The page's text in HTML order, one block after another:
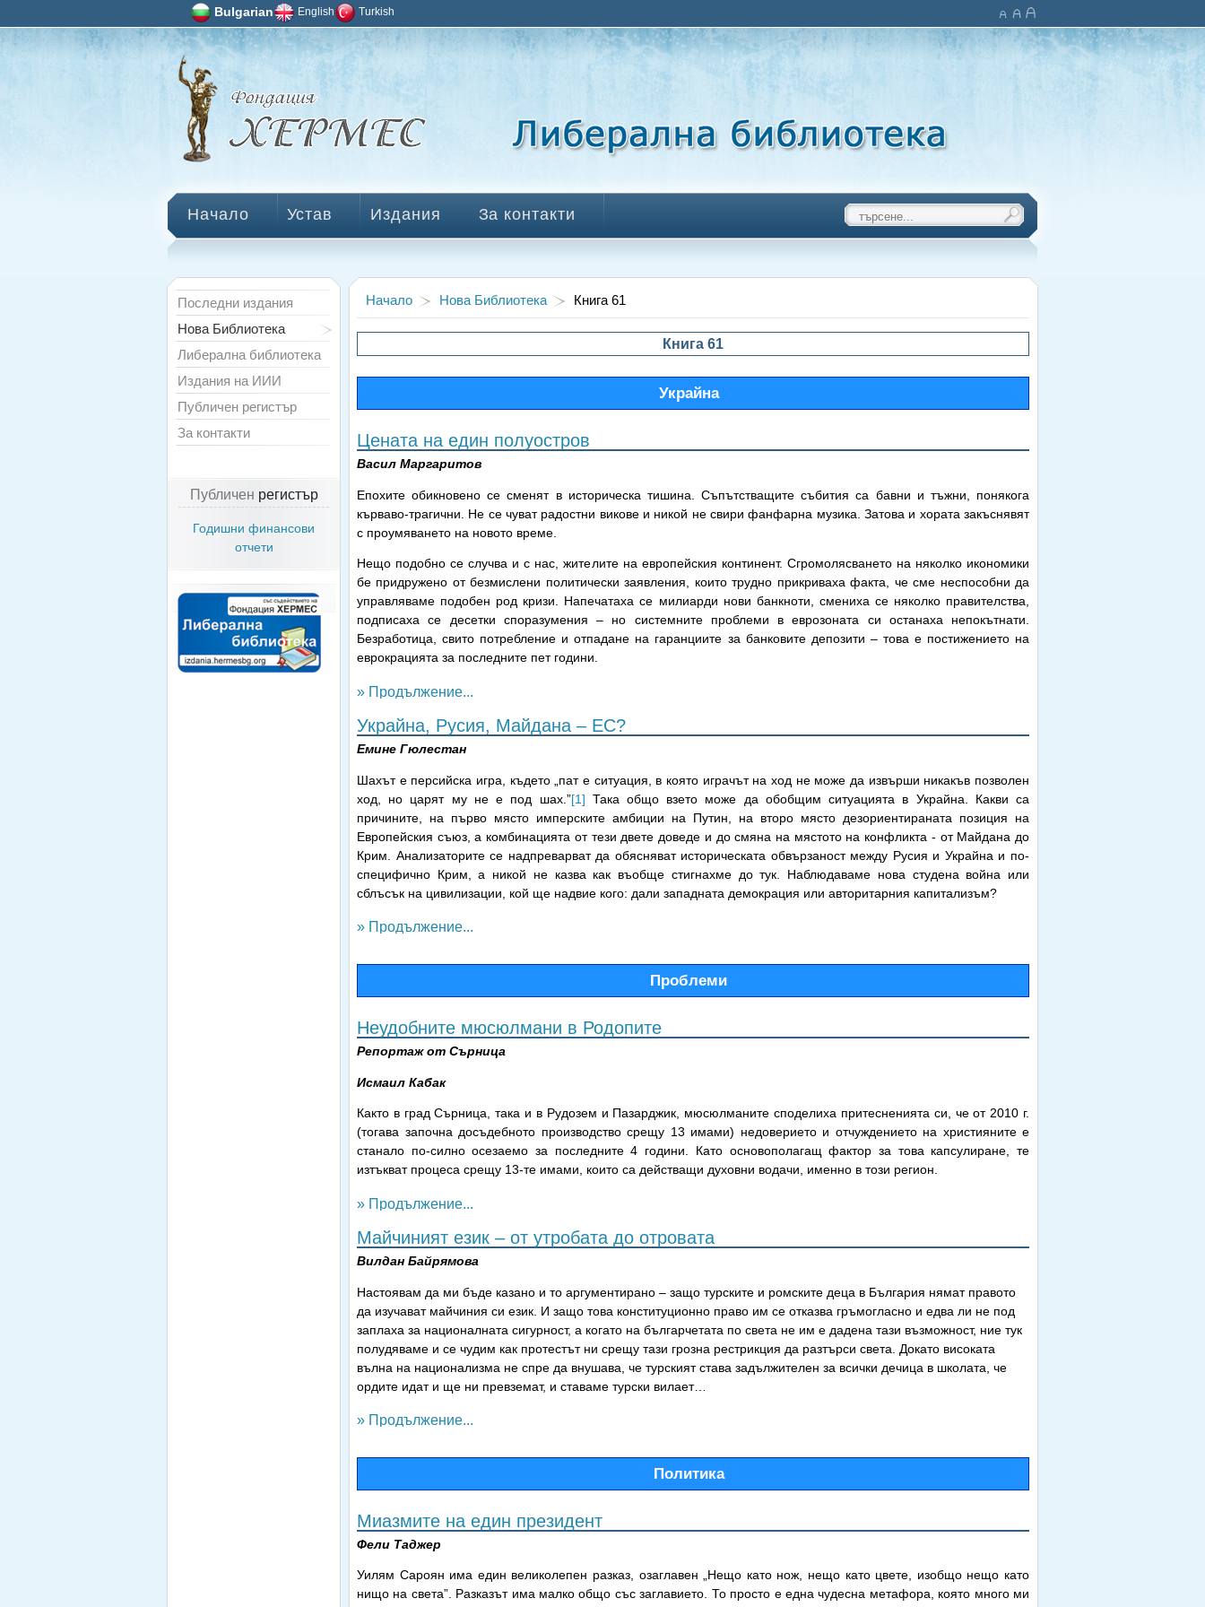
Bulgarian English Turkish
Начало Устав Издания За контакти
Начало Нова Библиотека Книга 61
Книга 61
Украйна
Цената на един полуостров
Васил Маргаритов
Епохите обикновено се сменят в историческа тишина. Съпътстващите събития са бавни и тъжни, понякога
кърваво-трагични. Не се чуват радостни викове и никой не свири фанфарна музика. Затова и хората закъснявят
с проумяването на новото време.
Нещо подобно се случва и с нас, жителите на европейския континент. Сгромолясването на няколко икономики
бе придружено от безмислени политически заявления, които трудно прикриваха факта, че сме неспособни да
управляваме подобен род кризи. Напечатаха се милиарди нови банкноти, смениха се няколко правителства,
подписаха се десетки споразумения – но системните проблеми в еврозоната си останаха непокътнати.
Безработица, свито потребление и отпадане на гаранциите за банковите депозити – това е постижението на
еврокрацията за последните пет години.
» Продължение...
Украйна, Русия, Майдана – ЕС?
Емине Гюлестан
Шахът е персийска игра, където „пат е ситуация, в която играчът на ход не може да извърши никакъв позволен
ход, но царят му не е под шах.”[1]
Така общо взето може да обобщим ситуацията в Украйна. Какви са
причините, на първо място имперските амбиции на Путин, на второ място дезориентираната позиция на
Европейския съюз, а комбинацията от тези двете доведе и до смяна на мястото на конфликта - от Майдана до
Крим. Анализаторите се надпреварват да обясняват историческата обвързаност между Русия и Украйна и по-
специфично Крим, а никой не казва как въобще стигнахме до тук. Наблюдаваме нова студена война или
сблъсък на цивилизации, кой ще надвие кого: дали западната демокрация или авторитарния капитализъм?
» Продължение...
Проблеми
Неудобните мюсюлмани в Родопите
Репортаж от Сърница
Исмаил Кабак
Както в град Сърница, така и в Рудозем и Пазарджик, мюсюлманите споделиха притесненията си, че от 2010 г.
(тогава започна досъдебното производство срещу 13 имами) недоверието и отчуждението на християните е
станало по-силно осезаемо за последните 4 години. Като основополагащ фактор за това капсулиране, те
изтъкват процеса срещу 13-те имами, които са действащи духовни водачи, именно в този регион.
» Продължение...
Майчиният език – от утробата до отровата
Вилдан Байрямова
Настоявам да ми бъде казано и то аргументирано – защо турските и ромските деца в България нямат правото
да изучават майчиния си език. И защо това конституционно право им се отказва гръмогласно и едва ли не под
заплаха за националната сигурност, а когато на българчетата по света не им е дадена тази възможност, ние тук
полудяваме и се чудим как протестът ни срещу тази грозна рестрикция да разтърси света. Докато високата
вълна на национализма не спре да внушава, че турският става задължителен за всички дечица в школата, че
ордите идат и ще ни превземат, и ставаме турски вилает…
» Продължение...
Политика
Миазмите на един президент
Фели Таджер
Уилям Сароян има един великолепен разказ, озаглавен „Нещо като нож, нещо като цвете, изобщо нещо като
нищо на света”. Разказът има малко общо със заглавието. То просто е една чудесна метафора, която много ми
Последни издания
Нова Библиотека
Либерална библиотека
Издания на ИИИ
Публичен регистър
За контакти
Публичен регистър
Годишни финансови
отчети